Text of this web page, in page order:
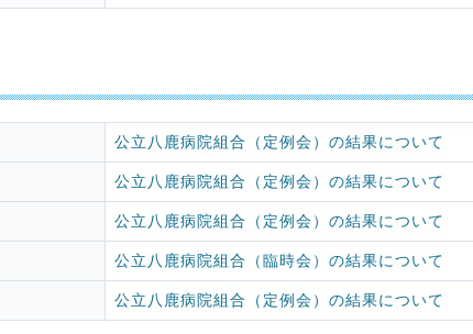
公立八鹿病院組合（定例会）の結果について
公立八鹿病院組合（定例会）の結果について
公立八鹿病院組合（定例会）の結果について
公立八鹿病院組合（臨時会）の結果について
公立八鹿病院組合（定例会）の結果について